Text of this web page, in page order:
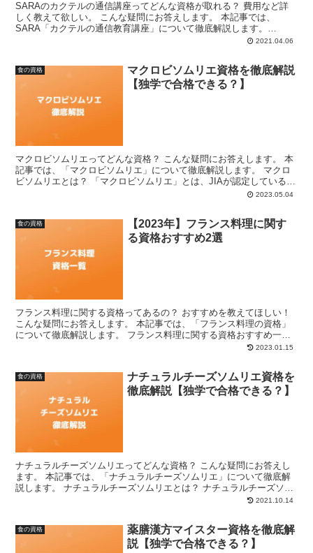
SARAのカクテルの通信講座ってどんな資格が取れる？ 費用など詳
しく教えて欲しい。 こんな疑問にお答えします。 本記事では、
SARA「カクテルの通信教育講座」について徹底解説します。
SARA「カクテルの通信講座」とは？ SARA「カクテル... 2021.04.06
食の資格
マクロビソムリエ資格を徹底解説
【独学で合格できる？】
マクロビソムリエってどんな資格？ こんな疑問にお答えします。 本
記事では、「マクロビソムリエ」について徹底解説します。 マクロ
ビソムリエとは？ 「マクロビソムリエ」とは、JIAが認定している資
2023.05.04
食の資格
【2023年】フランス料理に関す
る資格おすすめ2選
フランス料理に関する資格ってあるの？ おすすめを教えてほしい！
こんな疑問にお答えします。 本記事では、「フランス料理の資格」
について徹底解説します。 フランス料理に関する資格おすすめ一覧
2023.01.15
食の資格
ナチュラルチーズソムリエ資格を
徹底解説【独学で合格できる？】
ナチュラルチーズソムリエってどんな資格？ こんな疑問にお答えし
ます。 本記事では、「ナチュラルチーズソムリエ」について徹底解
説します。 ナチュラルチーズソムリエとは？ ナチュラルチーズソム
リエとは、ナチュラルチーズに関する基礎知識や、チーズ...2021.10.14
食の資格
薬膳漢方マイスター資格を徹底解
説【独学で合格できる？】